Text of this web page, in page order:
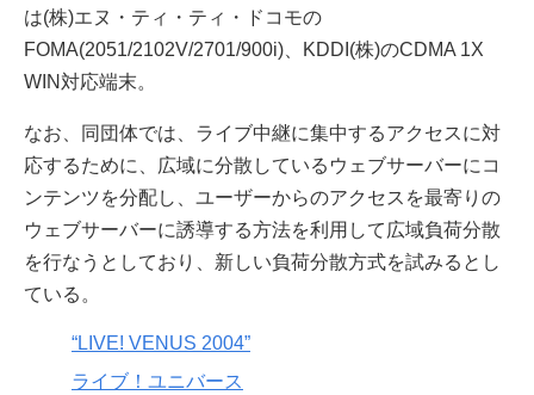
は(株)エヌ・ティ・ティ・ドコモの
FOMA(2051/2102V/2701/900i)、KDDI(株)のCDMA 1X
WIN対応端末。
なお、同団体では、ライブ中継に集中するアクセスに対
応するために、広域に分散しているウェブサーバーにコ
ンテンツを分配し、ユーザーからのアクセスを最寄りの
ウェブサーバーに誘導する方法を利用して広域負荷分散
を行なうとしており、新しい負荷分散方式を試みるとし
ている。
“LIVE! VENUS 2004”
ライブ！ユニバース